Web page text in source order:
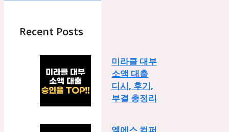
Recent Posts
미라클 대부
소액 대출
디시, 후기,
부결 총정리